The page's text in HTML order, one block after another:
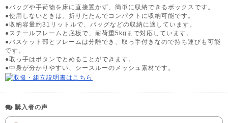
●バッグや手荷物を床に直接置かず、簡単に収納できるボックスです。
●使用しないときは、折りたたんでコンパクトに収納可能です。
●収納容量約31リットルで、バッグなどの収納に適しています。
●スチールフレームと底板で、耐荷重5kgまで対応しています。
●バスケット部とフレームは分離でき、取っ手付きなので持ち運びも可能
です。
●取っ手はボタンでとめることができます。
●中身が分かりやすい、シースルーのメッシュ素材です。
購入者の声